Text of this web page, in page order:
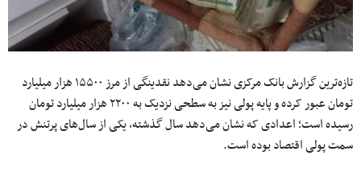
تازه‌ترین گزارش بانک مرکزی نشان می‌دهد نقدینگی از مرز ۱۵۵۰۰ هزار میلیارد
تومان عبور کرده و پایه پولی نیز به سطحی نزدیک به ۲۲۰۰ هزار میلیارد تومان
رسیده است؛ اعدادی که نشان می‌دهد سال گذشته، یکی از سال‌های پرتنش در
سمت پولی اقتصاد بوده است.